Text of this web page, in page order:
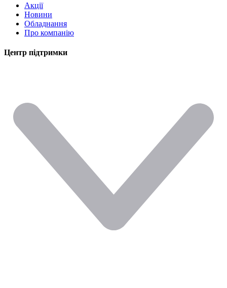
Акції
Новини
Обладнання
Про компанію
Центр підтримки